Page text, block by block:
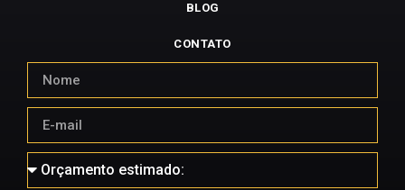
BLOG
CONTATO